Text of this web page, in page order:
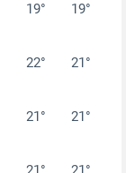
19° 19°
22° 21°
21° 21°